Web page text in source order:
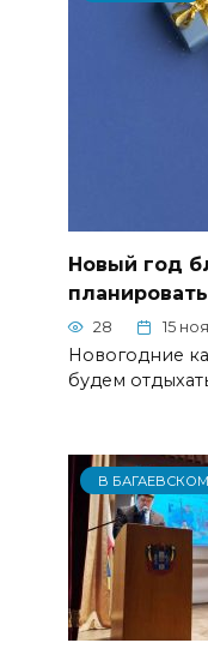
Новый год
28 15
Новогодние
будем
В